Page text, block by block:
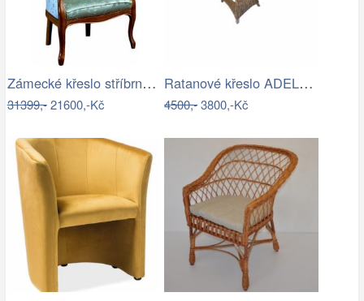
Zámecké křeslo stříbrné polstrované…
31399,-21600,-Kč
Ratanové křeslo ADELE - tmavý med
4500,-3800,-Kč